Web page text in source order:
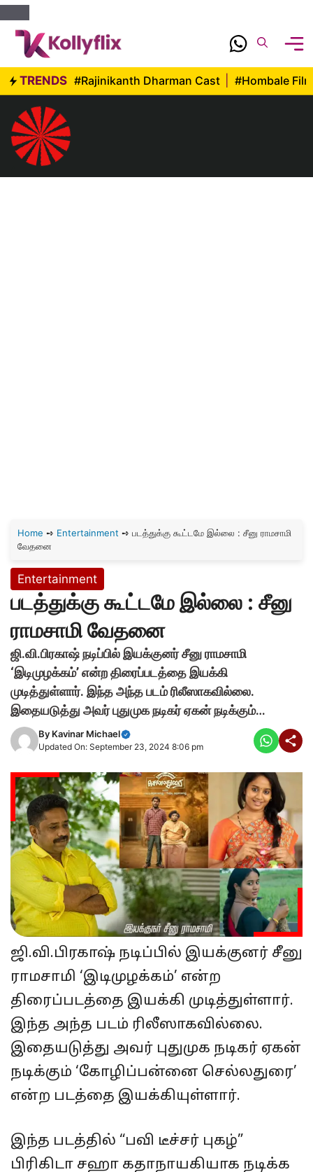
Skip
content
TRENDS #Rajinikanth Dharman Cast #Hombale
Home ➺ Entertainment ➺ படத்துக்கு கூட்டமே இல்லை : சீனு ராமசாமி
வேதனை
Entertainment
படத்துக்கு கூட்டமே இல்லை : சீனு
ராமசாமி வேதனை
ஜி.வி.பிரகாஷ் நடிப்பில் இயக்குனர் சீனு ராமசாமி
‘இடிமுழக்கம்’ என்ற திரைப்படத்தை இயக்கி
முடித்துள்ளார். இந்த அந்த படம் ரிலீஸாகவில்லை.
இதையடுத்து அவர் புதுமுக நடிகர் ஏகன் நடிக்கும்…
By Kavinar Michael
Updated On: September 23, 2024 8:06 pm
ஜி.வி.பிரகாஷ் நடிப்பில் இயக்குனர் சீனு
ராமசாமி ‘இடிமுழக்கம்’ என்ற
திரைப்படத்தை இயக்கி முடித்துள்ளார்.
இந்த அந்த படம் ரிலீஸாகவில்லை.
இதையடுத்து அவர் புதுமுக நடிகர் ஏகன்
நடிக்கும் ‘கோழிப்பன்னை செல்லதுரை’
என்ற படத்தை இயக்கியுள்ளார்.
இந்த படத்தில் “பவி டீச்சர் புகழ்”
பிரிகிடா சஹா கதாநாயகியாக நடிக்க